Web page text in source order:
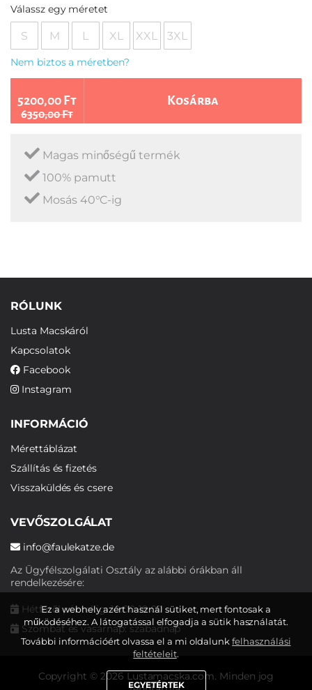
Válassz egy méretet
S M L XL XXL 3XL
Nem biztos a méretben?
5200,00 Ft
6350,00 Ft
Kosárba
Magas minőségű termék
100% pamutt
Mosás 40°C-ig
RÓLUNK
Lusta Macskáról
Kapcsolatok
Facebook
Instagram
INFORMÁCIÓ
Mérettáblázat
Szállítás és fizetés
Visszaküldés és csere
VEVŐSZOLGÁLAT
info@faulekatze.de
Az Ügyfélszolgálati Osztály az alábbi órákban áll
rendelkezésére:
Hétfőtől péntekig: 10:00-19:00
Szombat és vasárnap: szabadnap
Copyright © 2026 Lustamacska.com. Minden jog
Ez a webhely azért használ sütiket, mert fontosak a
működéséhez. A látogatással elfogadja a sütik használatát.
További információért olvassa el a mi oldalunkfelhasználási
feltételeit.
EGYETÉRTEK